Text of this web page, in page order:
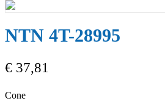
NTN 4T-28995
€ 37,81
Cone